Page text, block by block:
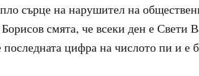
сърце на нарушител на
смята, че всеки ден е Свети
цифра на числото пи и е